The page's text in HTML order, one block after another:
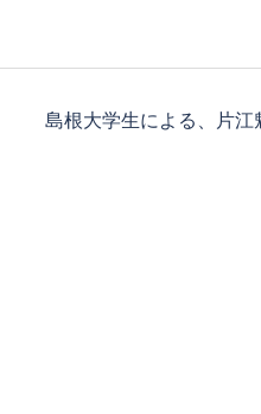
島根大学生による、片江